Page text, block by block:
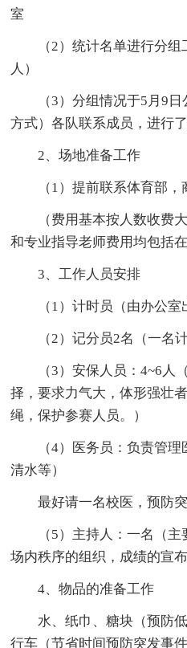
室
（2）统计名单进行分组
人）
（3）分组情况于5月9日
方式）各队联系成员，进行
2、场地准备工作
（1）提前联系体育部，
（费用基本按人数收费大
和专业指导老师费用均包括在
3、工作人员安排
（1）计时员（由办公室
（2）记分员2名（一名计
（3）安保人员：4~6人（
择，要求力气大，体形强壮
绳，保护参赛人员。）
（4）医务员：负责管理
清水等）
最好请一名校医，预防突
（5）主持人：一名（主
场内秩序的组织，成绩的宣布
4、物品的准备工作
水、纸巾、糖块（预防低
行车（节省时间预防突发事